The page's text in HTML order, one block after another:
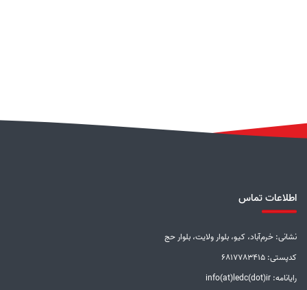
اطلاعات تماس
نشانی: خرم‌آباد، کیو، بلوار ولایت، بلوار حج
کدپستی: 6817783415
رایانامه: info(at)ledc(dot)ir